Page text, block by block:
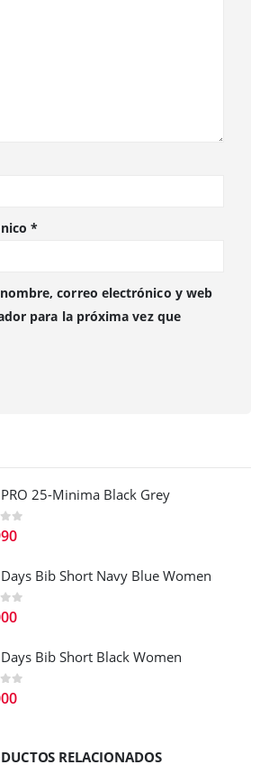
*
correo electrónico y web
para la próxima vez que
PRO 25-Minima Black Grey
5
Days Bib Short Navy Blue Women
5
Days Bib Short Black Women
5
RELACIONADOS